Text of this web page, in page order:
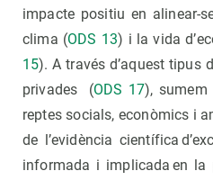
impacte positiu en alinear-
clima (ODS 13) i la vida
15). A través d’aquest tipus
privades (ODS 17),
reptes socials, econòmics i
de l’evidència científica
informada i implicada en la